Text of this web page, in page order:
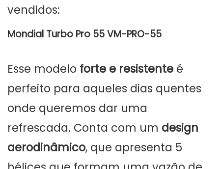
vendidos:
Mondial Turbo Pro 55 VM-PRO-55
Esse modelo forte e resistente é
perfeito para aqueles dias quentes
onde queremos dar uma
refrescada. Conta com um design
aerodinâmico, que apresenta 5